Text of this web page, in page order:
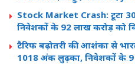
Stock Market Crash: टूटा 30
निवेशकों के 92 लाख करोड़ को
टैरिफ बढ़ोतरी की आशंका से
1018 अंक लुढ़का, निवेशकों के 9